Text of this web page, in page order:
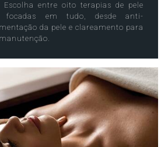
Escolha entre oito terapias de pele
focadas em tudo, desde anti-
da pele e clareamento para